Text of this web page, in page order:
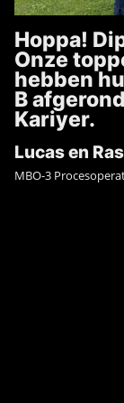
Hoppa!
Onze
hebben
B
Kariyer.
Lucas en
MBO-3